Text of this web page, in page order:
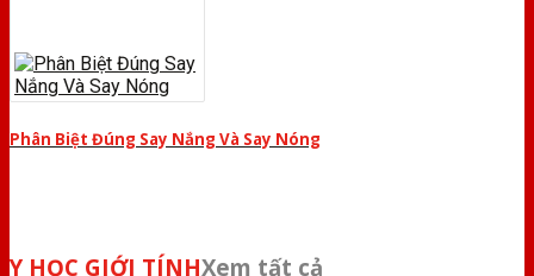
Phân Biệt Đúng Say Nắng Và Say Nóng
Y HỌC GIỚI TÍNHXem tất cả